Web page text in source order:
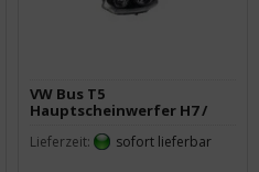
VW Bus T5
Hauptscheinwerfer H7 /
Lieferzeit: sofort lieferbar